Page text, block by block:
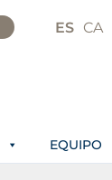
ES CA
EQUIPO